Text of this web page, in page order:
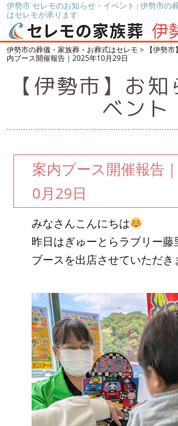
伊勢市 セレモのお知らせ・イベント | 伊勢市の
はセレモが承ります
伊勢市の葬儀・家族葬・お葬式はセレモ > 【伊勢
内ブース開催報告｜2025年10月29日
【伊勢市】お
ベント
案内ブース開催報告
0月29日
みなさんこんにちは
昨日はぎゅーとらラブリー藤
ブースを出店させていただき